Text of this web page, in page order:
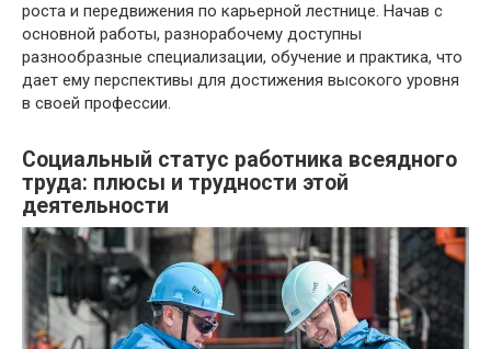
роста и передвижения по карьерной лестнице. Начав с
основной работы, разнорабочему доступны
разнообразные специализации, обучение и практика, что
дает ему перспективы для достижения высокого уровня
в своей профессии.
Социальный статус работника всеядного
труда: плюсы и трудности этой
деятельности